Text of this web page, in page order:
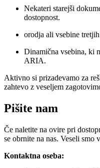
Nekateri starejši
dostopnost.
orodja ali vsebine
Dinamična vsebina, ki
ARIA.
Aktivno si prizadevamo za
zahtevo z veseljem
Pišite nam
Če naletite na ovire pri
se obrnite na nas. Veseli
Kontaktna oseba: